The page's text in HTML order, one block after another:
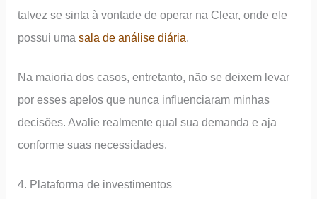
talvez se sinta à vontade de operar na Clear, onde ele
possui umasala de análise diária.
Na maioria dos casos, entretanto, não se deixem levar
por esses apelos que nunca influenciaram minhas
decisões. Avalie realmente qual sua demanda e aja
conforme suas necessidades.
4. Plataforma de investimentos